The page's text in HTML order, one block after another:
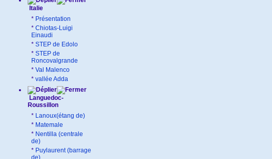
Italie
* Présentation
* Chiotas-Luigi
Einaudi
* STEP de Edolo
* STEP de
Roncovalgrande
* Val Malenco
* vallée Adda
Languedoc-
Roussillon
* Lanoux(étang de)
* Matemale
* Nentilla (centrale
de)
* Puylaurent (barrage
de)